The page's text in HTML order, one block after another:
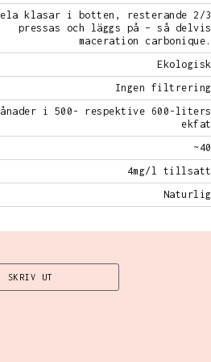
klasar i botten, resterande 2/3
pressas och läggs på – så delvis
maceration carbonique.
Ekologisk
Ingen filtrering
i 500- respektive 600-liters
ekfat
~40
4mg/l tillsatt
Naturlig
SKRIV UT